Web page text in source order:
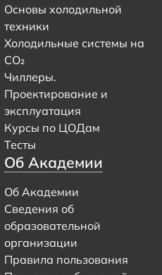
Основы холодильной
техники
Холодильные системы на
CO₂
Чиллеры.
Проектирование и
эксплуатация
Курсы по ЦОДам
Тесты
Об Академии
Об Академии
Сведения об
образовательной
организации
Правила пользования